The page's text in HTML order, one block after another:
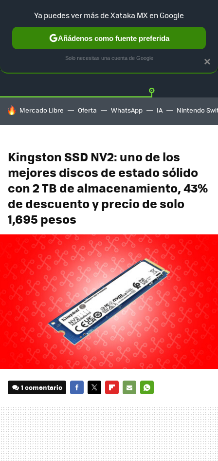
GUÍA DE COMPRAS MERCADO LIBRE
HOY SE HABLA DE
Mercado Libre Oferta WhatsApp IA Nintendo
Kingston SSD NV2: uno de los
mejores discos de estado sólido
con 2 TB de almacenamiento, 43%
de descuento y precio de solo
1,695 pesos
1 comentario
MAIL
×
Ya puedes ver más de Xataka MX en Google
Añádenos como fuente preferida
Solo necesitas una cuenta de Google